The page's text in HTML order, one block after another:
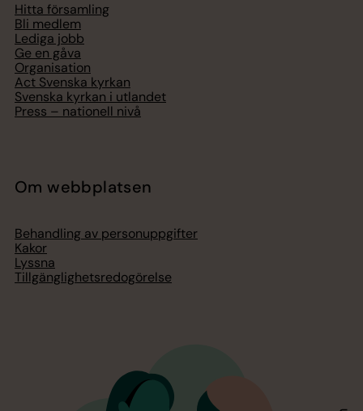
Hitta församling
Bli medlem
Lediga jobb
Ge en gåva
Organisation
Act Svenska kyrkan
Svenska kyrkan i utlandet
Press – nationell nivå
Om webbplatsen
Behandling av personuppgifter
Kakor
Lyssna
Tillgänglighetsredogörelse